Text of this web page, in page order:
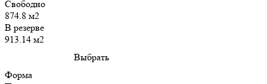
Свободно
874.8 м2
В резерве
913.14 м2
Выбрать
Форма